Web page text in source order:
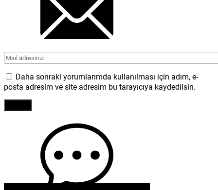
Daha sonraki yorumlarımda kullanılması için adım, e-
posta adresim ve site adresim bu tarayıcıya kaydedilsin.